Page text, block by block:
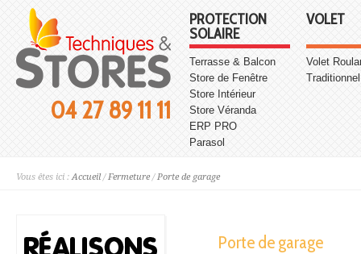
04 27 89 11 11
PROTECTION
SOLAIRE
Terrasse & Balcon
Store de Fenêtre
Store Intérieur
Store Véranda
ERP PRO
Parasol
VOLET
Volet
Traditionnel
Vous êtes ici :Accueil /Fermeture /Porte de garage
Porte de garage